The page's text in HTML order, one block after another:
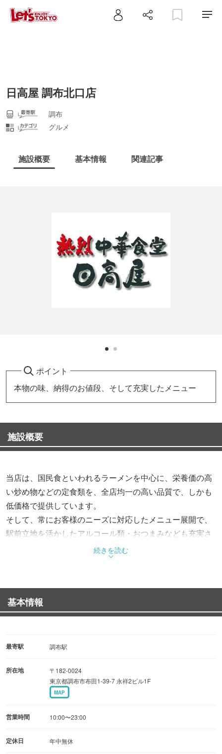
日高屋 調布北口店
調布
グルメ
施設概要 基本情報 関連記事
ポイント
本物の味、納得のお値段、そして充実したメニュー
施設概要
当店は、国民食といわれるラーメンを中心に、栄養価の高
い炒め物などの定食類を、全店均一の高い品質で、しかも
低価格で提供しています。
そして、常にお客様のニーズに対応したメニュー展開で、
駅前立地を活かしたアルコール類・おつまみなども充実さ
年末年始(2022年12月29日〜2023年1月3日)の営業時間につ
きましては店舗へお問い合わせください。
続きを読む
基本情報
最寄駅 調布駅
所在地
〒182-0024
東京都調布市布田1-39-7 永祥2ビル1F
MAP
営業時間 10:00〜23:00
定休日 年中無休